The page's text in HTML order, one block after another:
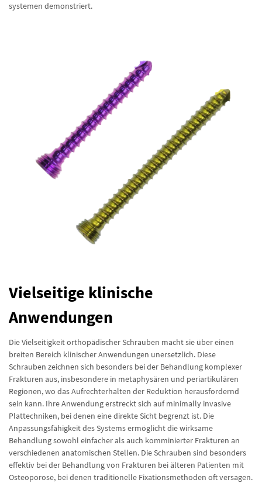
systemen demonstriert.
Vielseitige klinische
Anwendungen
Die Vielseitigkeit orthopädischer Schrauben macht sie über einen
breiten Bereich klinischer Anwendungen unersetzlich. Diese
Schrauben zeichnen sich besonders bei der Behandlung komplexer
Frakturen aus, insbesondere in metaphysären und periartikulären
Regionen, wo das Aufrechterhalten der Reduktion herausfordernd
sein kann. Ihre Anwendung erstreckt sich auf minimally invasive
Plattechniken, bei denen eine direkte Sicht begrenzt ist. Die
Anpassungsfähigkeit des Systems ermöglicht die wirksame
Behandlung sowohl einfacher als auch komminierter Frakturen an
verschiedenen anatomischen Stellen. Die Schrauben sind besonders
effektiv bei der Behandlung von Frakturen bei älteren Patienten mit
Osteoporose, bei denen traditionelle Fixationsmethoden oft versagen.